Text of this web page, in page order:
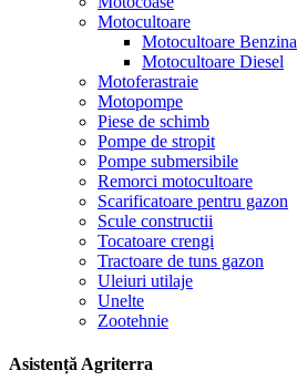
Motocultoare
Motocultoare Benzina
Motocultoare Diesel
Motoferastraie
Motopompe
Piese de schimb
Pompe de stropit
Pompe submersibile
Remorci motocultoare
Scarificatoare pentru gazon
Scule constructii
Tocatoare crengi
Tractoare de tuns gazon
Uleiuri utilaje
Unelte
Zootehnie
Asistență Agriterra